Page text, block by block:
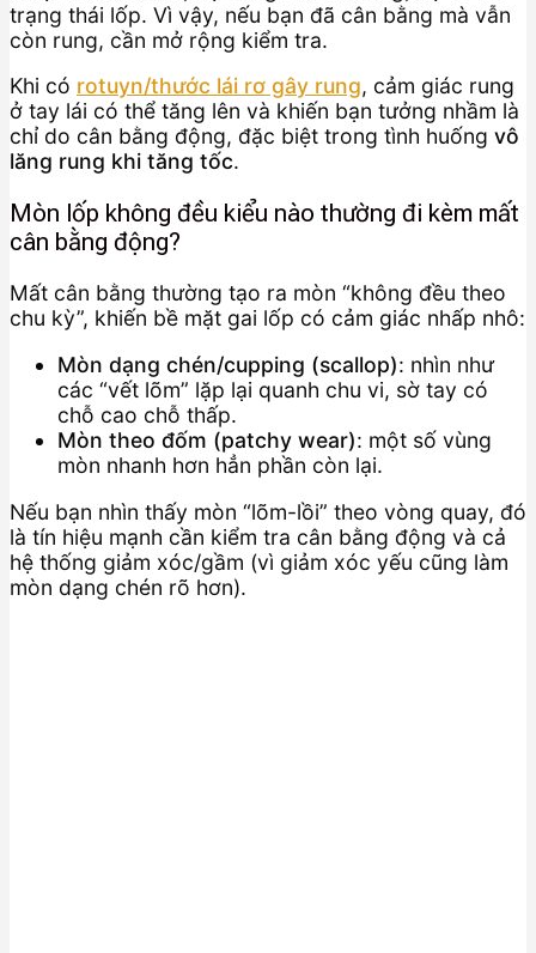
trạng thái lốp. Vì vậy, nếu bạn đã cân bằng mà vẫn
còn rung, cần mở rộng kiểm tra.
Khi có rotuyn/thước lái rơ gây rung, cảm giác rung
ở tay lái có thể tăng lên và khiến bạn tưởng nhầm là
chỉ do cân bằng động, đặc biệt trong tình huống vô
lăng rung khi tăng tốc.
Mòn lốp không đều kiểu nào thường đi kèm mất
cân bằng động?
Mất cân bằng thường tạo ra mòn “không đều theo
chu kỳ”, khiến bề mặt gai lốp có cảm giác nhấp nhô:
Mòn dạng chén/cupping (scallop): nhìn như
các “vết lõm” lặp lại quanh chu vi, sờ tay có
chỗ cao chỗ thấp.
Mòn theo đốm (patchy wear): một số vùng
mòn nhanh hơn hẳn phần còn lại.
Nếu bạn nhìn thấy mòn “lõm-lồi” theo vòng quay, đó
là tín hiệu mạnh cần kiểm tra cân bằng động và cả
hệ thống giảm xóc/gầm (vì giảm xóc yếu cũng làm
mòn dạng chén rõ hơn).